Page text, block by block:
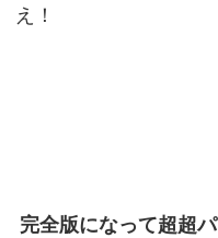
え！
完全版になって超超